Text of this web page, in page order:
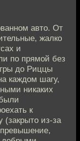
авто. От
жалко
и
по прямой без
до Риццы
каждом шагу,
никаких
к
(закрыто из-за